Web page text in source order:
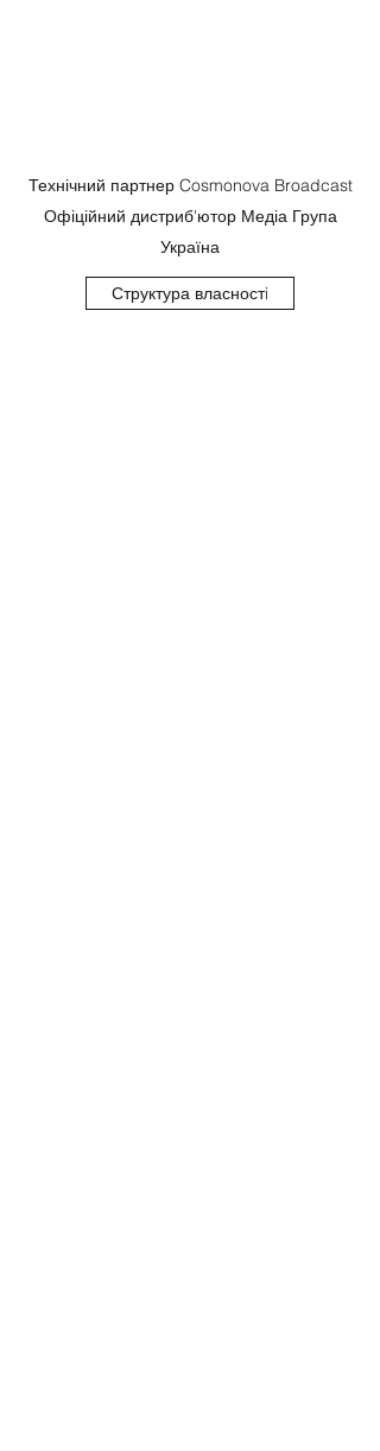
Технічний партнер Cosmonova Broadcast
Офіційний дистриб'ютор Медіа Група
Україна
Структура власностi